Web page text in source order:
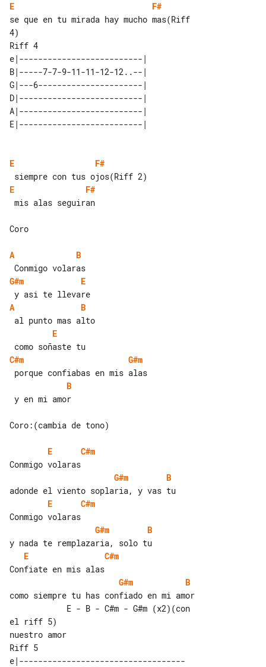
E
F#
se que en tu mirada hay mucho mas(Riff
Riff 4
e|--------------------------|
B|-----7-7-9-11-11-12-12..--|
G|---6----------------------|
D|--------------------------|
A|--------------------------|
E
F#
E
F#
Coro
A
B
G#m
E
A
B
E
C#m
G#m
B
Coro:(cambia de tono)
E
C#m
G#m
B
E
C#m
G#m
B
E
C#m
G#m
B
como siempre tu has confiado en mi amor
el riff 5)
Riff 5
e|-----------------------------------